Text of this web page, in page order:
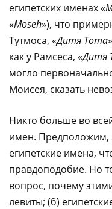
египетских именах «
«Moseh»), что
Тутмоса, «Дитя Тота
как у Рамсеса, «Дитя
могло
Моисея, сказать
Никто больше во
имен. Предположим,
египетские имена,
правдоподобие. Но
вопрос, почему
левиты; (б)